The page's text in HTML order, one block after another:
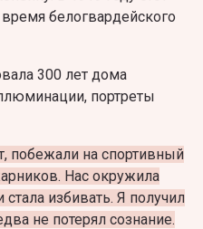
белогвардейского
300 лет дома
портреты
побежали на спортивный
Нас окружила
избивать. Я получил
не потерял сознание.